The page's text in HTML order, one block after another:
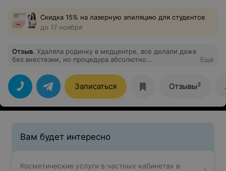
Скидка 15% на лазерную эпиляцию для студентов
до 17 ноября
Отзыв. Удаляла родинку в медцентре, все делали даже
без анестезии, но процедура абсолютно
Рекомендую!
Еще
Записаться Отзывы3
Вам будет интересно
Косметические услуги в частных кабинетах в